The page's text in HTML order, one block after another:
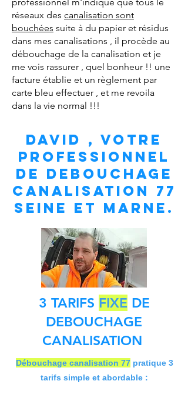
réseaux des canalisation sont
bouchées suite à du papier et résidus
dans mes canalisations , il procède au
débouchage de la canalisation et je
me vois rassurer , quel bonheur !! une
facture établie et un règlement par
carte bleu effectuer , et me revoila
dans la vie normal !!!
DAVID , VOTRE
PROFESSIONNEL
DE DEBOUCHAGE
CANALISATION 77
SEINE ET MARNE.
3 TARIFS FIXE DE
DEBOUCHAGE
CANALISATION
Débouchage canalisation 77 pratique 3
tarifs simple et abordable :